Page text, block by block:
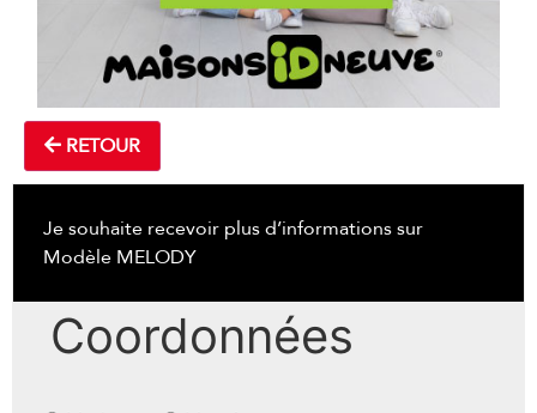
RETOUR
Je souhaite recevoir plus d’informations sur
Modèle MELODY
Coordonnées